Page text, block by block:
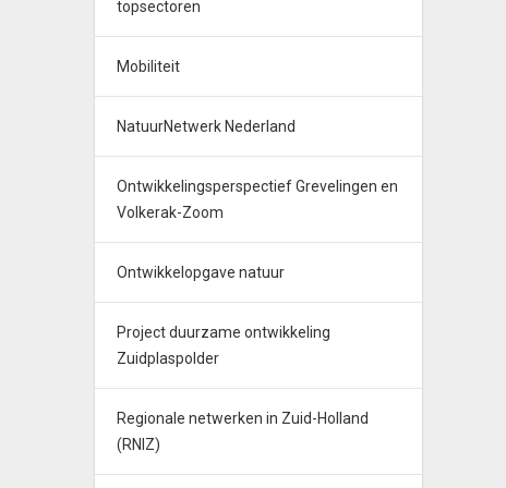
topsectoren
Mobiliteit
NatuurNetwerk Nederland
Ontwikkelingsperspectief Grevelingen en
Volkerak-Zoom
Ontwikkelopgave natuur
Project duurzame ontwikkeling
Zuidplaspolder
Regionale netwerken in Zuid-Holland
(RNIZ)